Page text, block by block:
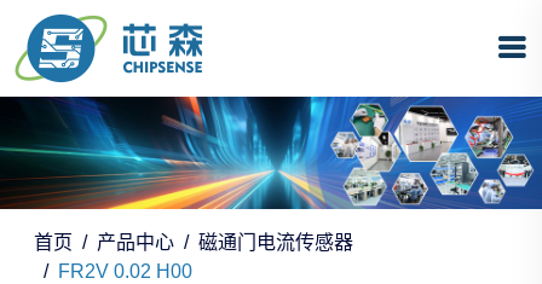
首页 产品中心
磁通门电流传感器
FR2V 0.02 H00